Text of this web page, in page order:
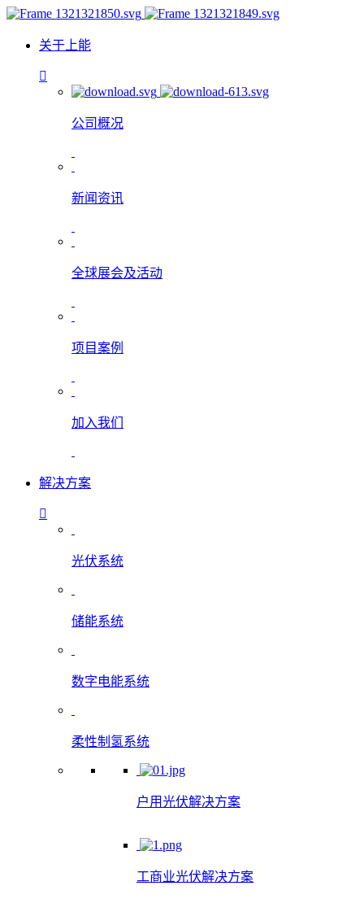
关于上能
公司概况
新闻资讯
全球展会及活动
项目案例
加入我们
解决方案
光伏系统
储能系统
数字电能系统
柔性制氢系统
户用光伏解决方案
工商业光伏解决方案